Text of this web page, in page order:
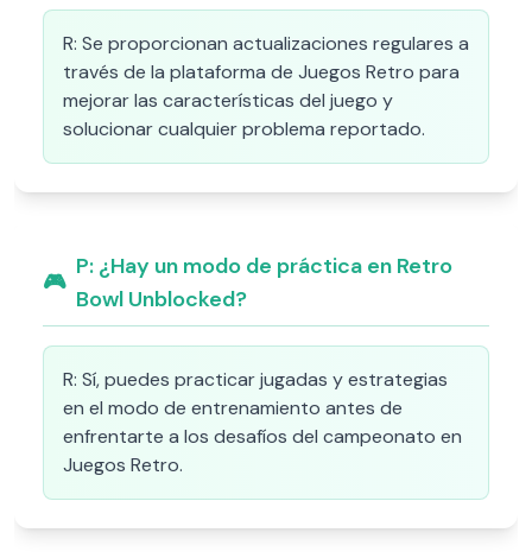
R: Se proporcionan actualizaciones regulares a
través de la plataforma de Juegos Retro para
mejorar las características del juego y
solucionar cualquier problema reportado.
🎮
P: ¿Hay un modo de práctica en Retro
Bowl Unblocked?
R: Sí, puedes practicar jugadas y estrategias
en el modo de entrenamiento antes de
enfrentarte a los desafíos del campeonato en
Juegos Retro.